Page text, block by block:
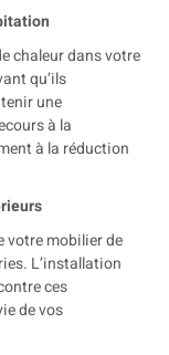
chaleur dans votre
qu’ils
une
à la
à la réduction
votre mobilier de
L’installation
ces
de vos